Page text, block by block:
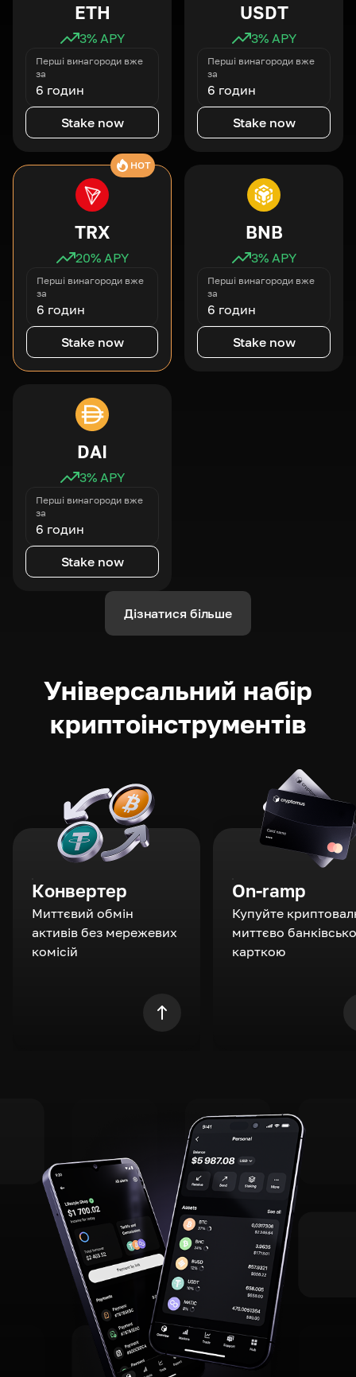
ETH
3% APY
Перші винагороди вже
за
6 годин
Stake now
USDT
3% APY
Перші винагороди вже
за
6 годин
Stake now
HOT
TRX
20% APY
Перші винагороди вже
за
6 годин
Stake now
BNB
3% APY
Перші винагороди вже
за
6 годин
Stake now
DAI
3% APY
Перші винагороди вже
за
6 годин
Stake now
Дізнатися більше
Універсальний набір
криптоінструментів
Конвертер
Миттєвий обмін
активів без мережевих
комісій
On-ramp
Купуйте
миттєво
карткою